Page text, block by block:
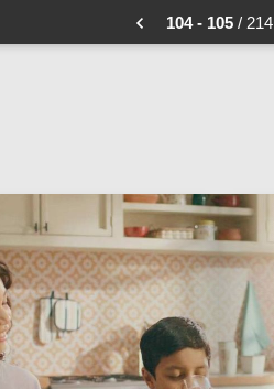
104 - 105/ 214